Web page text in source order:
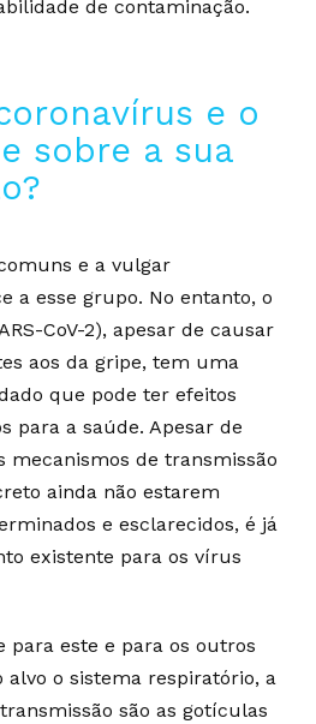
de contaminação.
e o
sobre a sua
e a vulgar
a esse grupo. No entanto, o
CoV-2), apesar de causar
aos da gripe, tem uma
que pode ter efeitos
para a saúde. Apesar de
mecanismos de transmissão
ainda não estarem
e esclarecidos, é já
existente para os vírus
para este e para os outros
o sistema respiratório, a
são as gotículas